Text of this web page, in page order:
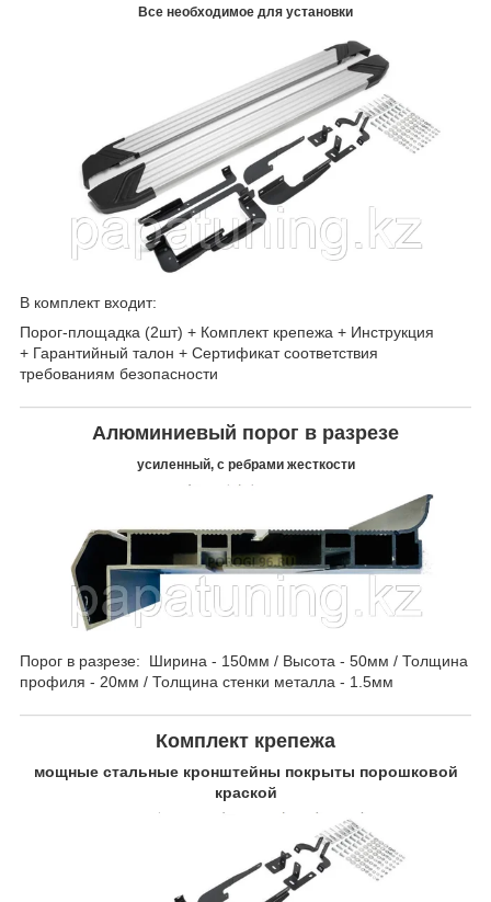
Все необходимое для установки
В комплект входит:
Порог-площадка (2шт) + Комплект крепежа + Инструкция
+ Гарантийный талон + Сертификат соответствия
требованиям безопасности
Алюминиевый порог в разрезе
усиленный, с ребрами жесткости
Порог в разрезе: Ширина - 150мм / Высота - 50мм / Толщина
профиля - 20мм / Толщина стенки металла - 1.5мм
Комплект крепежа
мощные стальные кронштейны покрыты порошковой
краской